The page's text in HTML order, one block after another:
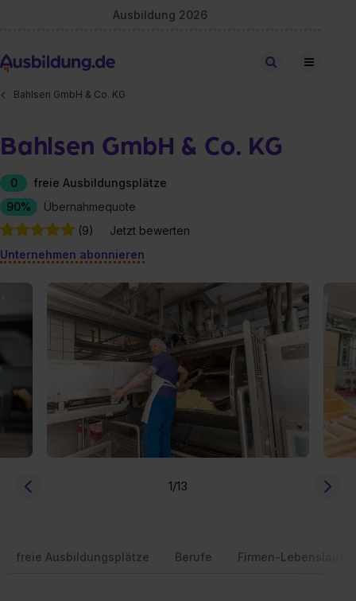
Ausbildung 2026
Stellen finden
Bahlsen GmbH & Co. KG
Bahlsen GmbH & Co. KG
0
freie Ausbildungsplätze
90%
Übernahmequote
(9)
Jetzt bewerten
Unternehmen abonnieren
1/13
freie Ausbildungsplätze Berufe Firmen-Lebenslauf